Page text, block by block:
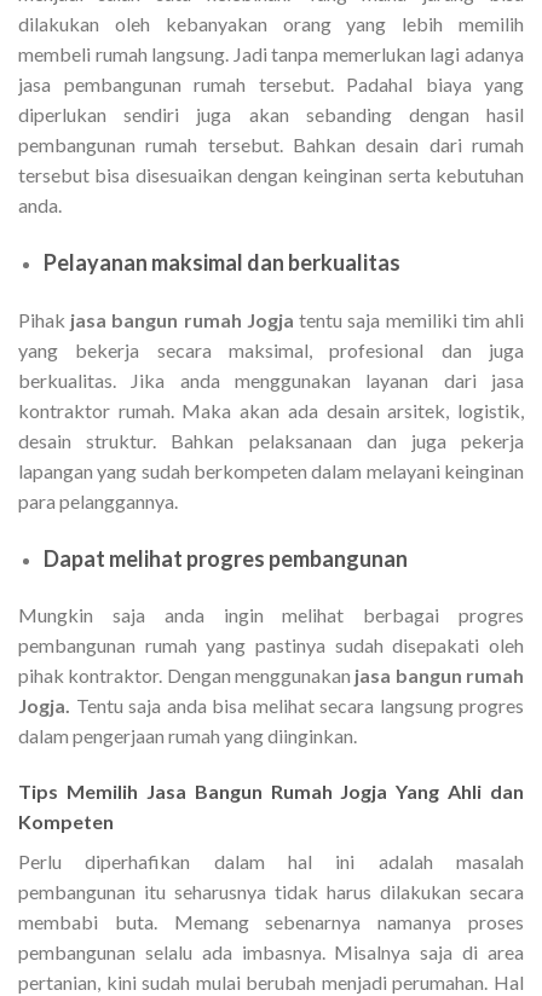
dilakukan oleh kebanyakan orang yang lebih memilih
membeli rumah langsung. Jadi tanpa memerlukan lagi adanya
jasa pembangunan rumah tersebut. Padahal biaya yang
diperlukan sendiri juga akan sebanding dengan hasil
pembangunan rumah tersebut. Bahkan desain dari rumah
tersebut bisa disesuaikan dengan keinginan serta kebutuhan
anda.
Pelayanan maksimal dan berkualitas
Pihak jasa bangun rumah Jogjatentu saja memiliki tim ahli
yang bekerja secara maksimal, profesional dan juga
berkualitas. Jika anda menggunakan layanan dari jasa
kontraktor rumah. Maka akan ada desain arsitek, logistik,
desain struktur. Bahkan pelaksanaan dan juga pekerja
lapangan yang sudah berkompeten dalam melayani keinginan
para pelanggannya.
Dapat melihat progres pembangunan
Mungkin saja anda ingin melihat berbagai progres
pembangunan rumah yang pastinya sudah disepakati oleh
pihak kontraktor. Dengan menggunakan jasa bangun rumah
Jogja. Tentu saja anda bisa melihat secara langsung progres
dalam pengerjaan rumah yang diinginkan.
Tips Memilih Jasa Bangun Rumah Jogja Yang Ahli dan
Kompeten
Perlu diperhafikan dalam hal ini adalah masalah
pembangunan itu seharusnya tidak harus dilakukan secara
membabi buta. Memang sebenarnya namanya proses
pembangunan selalu ada imbasnya. Misalnya saja di area
pertanian, kini sudah mulai berubah menjadi perumahan. Hal